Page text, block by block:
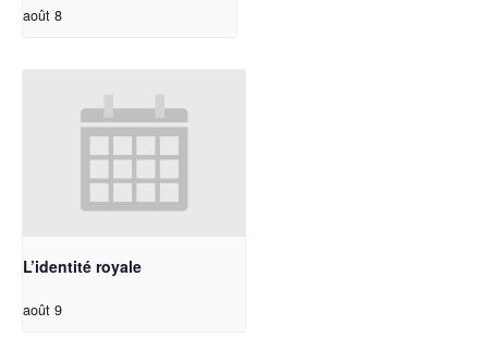
août 8
L’identité royale
août 9